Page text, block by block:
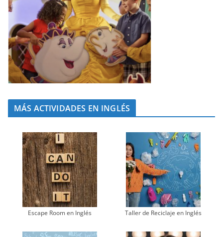
MÁS ACTIVIDADES EN INGLÉS
Escape Room en Inglés Taller de Reciclaje en Inglés